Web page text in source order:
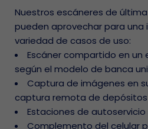
Nuestros escáneres de
pueden aprovechar para una
variedad de casos de uso:
Escáner compartido en un
según el modelo de banca
Captura de imágenes en
captura remota de depósitos
Estaciones de
Complemento del celular